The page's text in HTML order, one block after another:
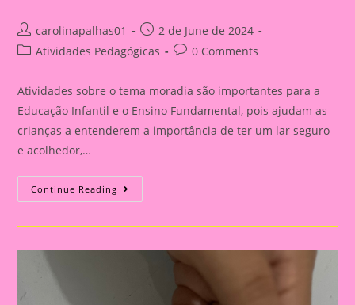
Post
author:
carolinapalhas01
Post
published:
2 de June de 2024
PostAtividades Pedagógicas
Post0 Comments
Atividades sobre o tema moradia são importantes para a
Educação Infantil e o Ensino Fundamental, pois ajudam as
crianças a entenderem a importância de ter um lar seguro
e acolhedor,…
Continue Reading Atividade
Com